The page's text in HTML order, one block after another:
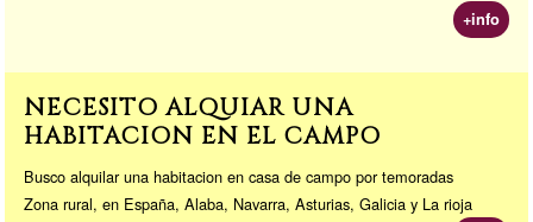
+info
NECESITO ALQUIAR UNA
HABITACION EN EL CAMPO
Busco alquilar una habitacion en casa de campo por temoradas
Zona rural, en España, Alaba, Navarra, Asturias, Galicia y La rioja